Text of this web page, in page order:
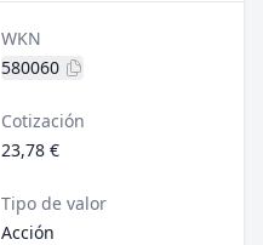
WKN
580060
Cotización
23,78 €
Tipo de valor
Acción